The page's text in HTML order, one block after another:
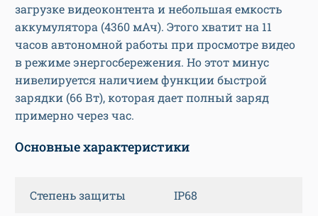
загрузке видеоконтента и небольшая емкость
аккумулятора (4360 мАч). Этого хватит на 11
часов автономной работы при просмотре видео
в режиме энергосбережения. Но этот минус
нивелируется наличием функции быстрой
зарядки (66 Вт), которая дает полный заряд
примерно через час.
Основные характеристики
Степень защиты IP68